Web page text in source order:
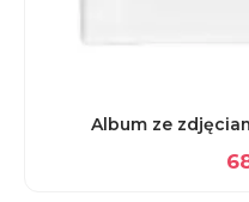
Album ze